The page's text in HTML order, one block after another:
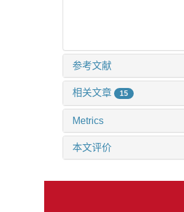
参考文献
相关文章 15
Metrics
本文评价